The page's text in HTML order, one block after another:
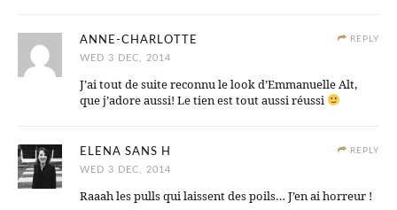
REPLY
ANNE-CHARLOTTE
WED 3 DEC, 2014
J’ai tout de suite reconnu le look d’Emmanuelle Alt,
que j’adore aussi! Le tien est tout aussi réussi
REPLY
ELENA SANS H
WED 3 DEC, 2014
Raaah les pulls qui laissent des poils… J’en ai horreur !